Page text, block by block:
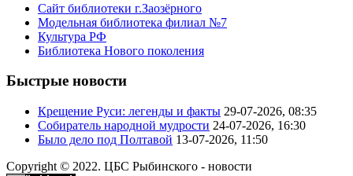
Сайт библиотеки г.Заозёрного
Модельная библиотека филиал №7
Культура РФ
Библиотека Нового поколения
Быстрые новости
Крещение Руси: легенды и факты 29-07-2026, 08:35
Собиратель народной мудрости 24-07-2026, 16:30
Было дело под Полтавой 13-07-2026, 11:50
Copyright © 2022. ЦБС Рыбинского - новости